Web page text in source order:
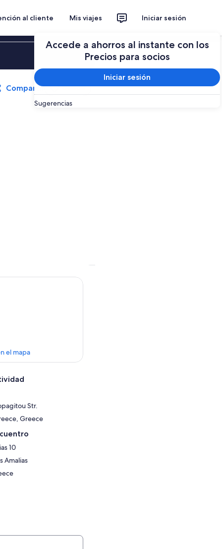
al cliente Mis viajes Iniciar sesión
Accede a ahorros al instante con los
Precios para socios
Iniciar sesión
Sugerencias
Iniciar sesión
Compartir Guardar
el mapa
Str.
Greece
10
Amalias